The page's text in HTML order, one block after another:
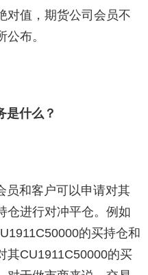
对值，期货公司会员不
布。
是什么？
员和客户可以申请对其
仓进行对冲平仓。例如
的买持仓和
其CU1911C50000的买